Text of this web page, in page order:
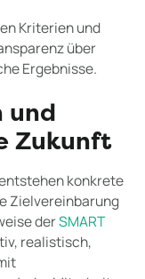
Kriterien und
über
Ergebnisse.
und
Zukunft
konkrete
Zielvereinbarung
derSMART
realistisch,